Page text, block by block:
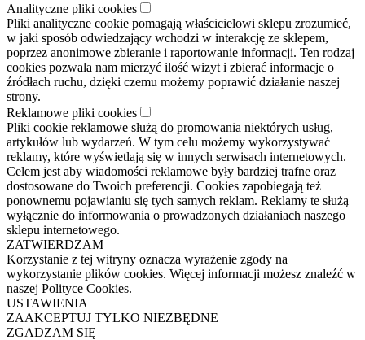
Analityczne pliki cookies
Pliki analityczne cookie pomagają właścicielowi sklepu zrozumieć,
w jaki sposób odwiedzający wchodzi w interakcję ze sklepem,
poprzez anonimowe zbieranie i raportowanie informacji. Ten rodzaj
cookies pozwala nam mierzyć ilość wizyt i zbierać informacje o
źródłach ruchu, dzięki czemu możemy poprawić działanie naszej
strony.
Reklamowe pliki cookies
Pliki cookie reklamowe służą do promowania niektórych usług,
artykułów lub wydarzeń. W tym celu możemy wykorzystywać
reklamy, które wyświetlają się w innych serwisach internetowych.
Celem jest aby wiadomości reklamowe były bardziej trafne oraz
dostosowane do Twoich preferencji. Cookies zapobiegają też
ponownemu pojawianiu się tych samych reklam. Reklamy te służą
wyłącznie do informowania o prowadzonych działaniach naszego
sklepu internetowego.
ZATWIERDZAM
Korzystanie z tej witryny oznacza wyrażenie zgody na
wykorzystanie plików cookies. Więcej informacji możesz znaleźć w
naszej Polityce Cookies.
USTAWIENIA
ZAAKCEPTUJ TYLKO NIEZBĘDNE
ZGADZAM SIĘ